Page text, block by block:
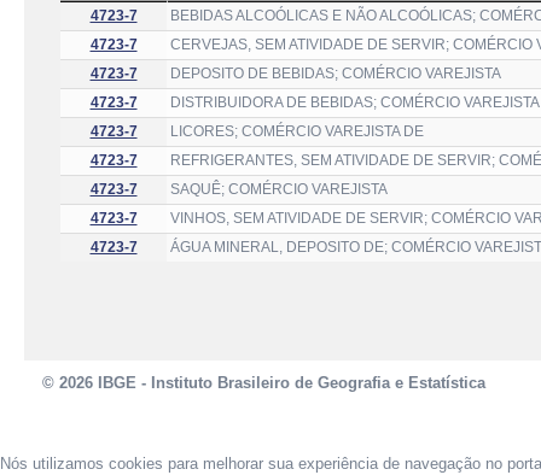
4723-7
BEBIDAS ALCOÓLICAS E NÃO ALCOÓLICAS;
4723-7
CERVEJAS, SEM ATIVIDADE DE SERVIR; COMÉRCIO
4723-7
DEPOSITO DE BEBIDAS; COMÉRCIO VAREJISTA
4723-7
DISTRIBUIDORA DE BEBIDAS; COMÉRCIO VAREJISTA
4723-7
LICORES; COMÉRCIO VAREJISTA DE
4723-7
REFRIGERANTES, SEM ATIVIDADE DE SERVIR;
4723-7
SAQUÊ; COMÉRCIO VAREJISTA
4723-7
VINHOS, SEM ATIVIDADE DE SERVIR; COMÉRCIO
4723-7
ÁGUA MINERAL, DEPOSITO DE; COMÉRCIO
© 2026 IBGE - Instituto Brasileiro de Geografia e Estatística
Nós utilizamos cookies para melhorar sua experiência de navegação no